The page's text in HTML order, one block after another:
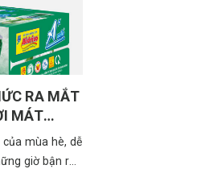
RA MẮT
MÁT
mùa hè, dễ
giờ bận rộn